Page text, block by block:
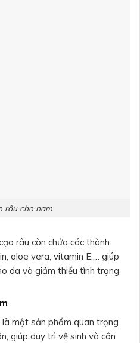
râu cho nam
râu còn chứa các thành
aloe vera, vitamin E,… giúp
da và giảm thiểu tình trạng
một sản phẩm quan trọng
giúp duy trì vệ sinh và cân